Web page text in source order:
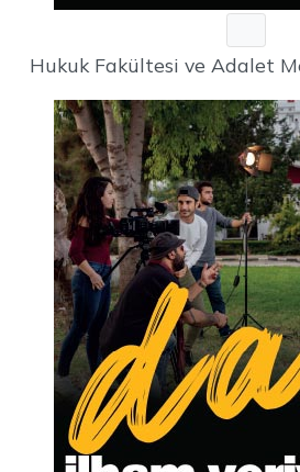
Hukuk Fakültesi ve Adalet